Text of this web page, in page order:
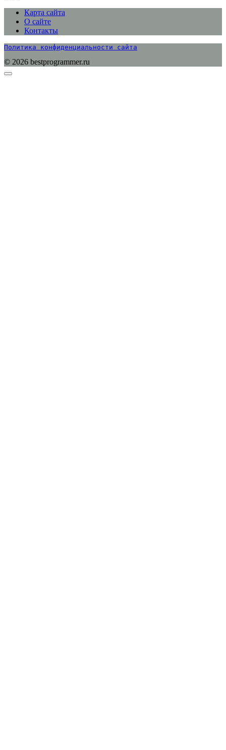
Карта сайта
О сайте
Контакты
Политика конфиденциальности сайта
© 2026 bestprogrammer.ru